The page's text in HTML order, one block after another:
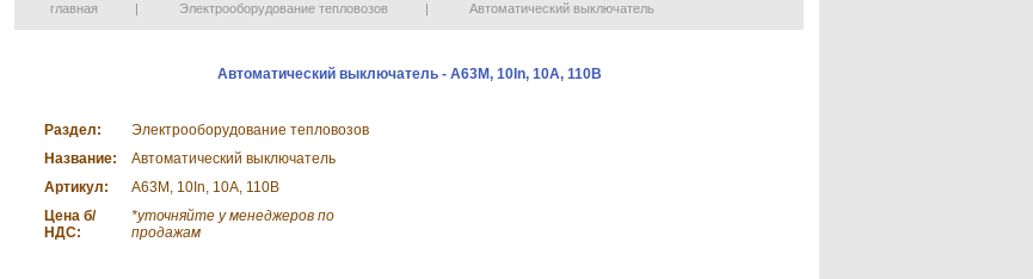
главная | Электрооборудование тепловозов | Автоматический выключатель
Автоматический выключатель - А63М, 10In, 10А, 110В
Раздел:
Электрооборудование тепловозов
Название:
Автоматический выключатель
Артикул:
А63М, 10In, 10А, 110В
Цена б/
НДС:
*уточняйте у менеджеров по
продажам